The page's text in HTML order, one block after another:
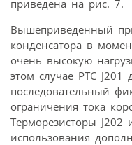
приведена на рис. 7.
Вышеприведенный
конденсатора в
очень высокую
этом случае PTC
последовательный
ограничения тока
Терморезисторы J202
использования